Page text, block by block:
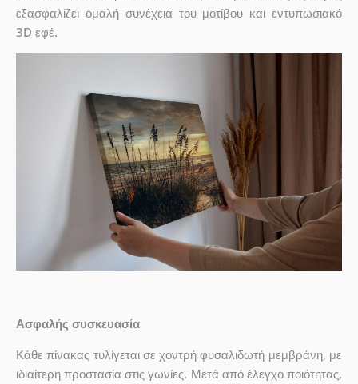
εξασφαλίζει ομαλή συνέχεια του μοτίβου και εντυπωσιακό
3D εφέ.
Ασφαλής συσκευασία
Κάθε πίνακας τυλίγεται σε χοντρή φυσαλιδωτή μεμβράνη, με
ιδιαίτερη προστασία στις γωνίες. Μετά από έλεγχο ποιότητας,